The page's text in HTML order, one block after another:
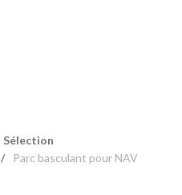
Sélection
/
Parc basculant pour NAV